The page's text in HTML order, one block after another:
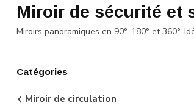
Miroir de sécurité et
Miroirs panoramiques en 90°, 180° et 360°.
Catégories
Miroir de circulation